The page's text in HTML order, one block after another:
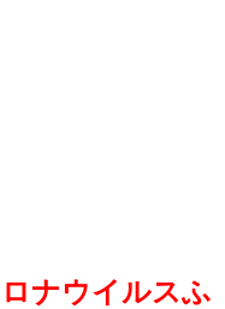
ナウイルスふ